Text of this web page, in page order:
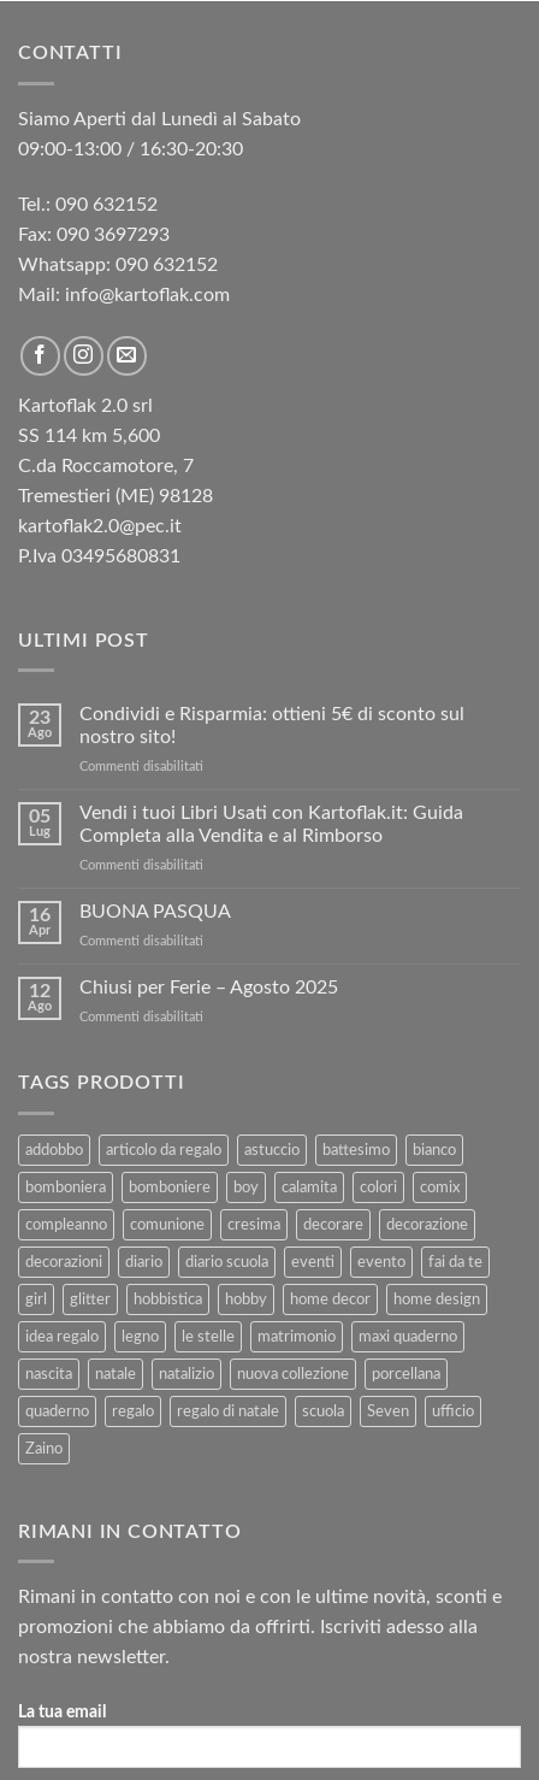
CONTATTI
Siamo Aperti dal Lunedì al Sabato
09:00-13:00 / 16:30-20:30
Tel.: 090 632152
Fax: 090 3697293‬
Whatsapp: 090 632152
Mail: info@kartoflak.com
Kartoflak 2.0 srl
SS 114 km 5,600
C.da Roccamotore, 7
Tremestieri (ME) 98128
kartoflak2.0@pec.it
P.Iva 03495680831
ULTIMI POST
23
Ago
Condividi e Risparmia: ottieni 5€ di sconto sul
nostro sito!
Commenti disabilitati
Risparmia:
sconto
05
Lug
Vendi i tuoi Libri Usati con Kartoflak.it: Guida
Completa alla Vendita e al Rimborso
Commenti disabilitati
i
tuoi
con
Rimborso
16
Apr
BUONA PASQUA
Commenti disabilitati
PASQUA
12
Ago
Chiusi per Ferie – Agosto 2025
Commenti disabilitati
2025
TAGS PRODOTTI
addobbo articolo da regalo astuccio battesimo bianco
bomboniera bomboniere boy calamita colori comix
compleanno comunione cresima decorare decorazione
decorazioni diario diario scuola eventi evento fai da te
girl glitter hobbistica hobby home decor home design
idea regalo legno le stelle matrimonio maxi quaderno
nascita natale natalizio nuova collezione porcellana
quaderno regalo regalo di natale scuola Seven ufficio
Zaino
RIMANI IN CONTATTO
Rimani in contatto con noi e con le ultime novità, sconti e
promozioni che abbiamo da offrirti. Iscriviti adesso alla
nostra newsletter.
La tua email